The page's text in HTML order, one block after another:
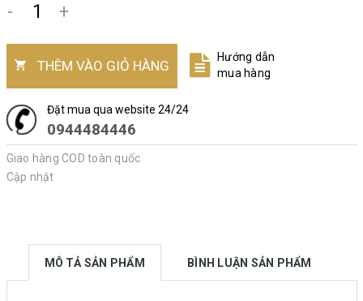
- +
THÊM VÀO GIỎ HÀNG
Hướng dẫn
mua hàng
Đặt mua qua website 24/24
0944484446
Giao hàng COD toàn quốc
Cập nhật
MÔ TẢ SẢN PHẨM BÌNH LUẬN SẢN PHẨM